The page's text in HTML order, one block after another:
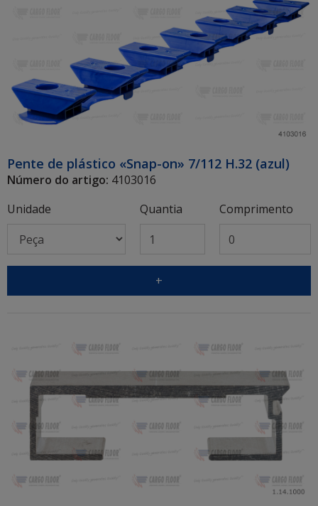
Pente de plástico «Snap-on» 7/112 H.32 (azul)
Número do artigo: 4103016
Unidade
Quantia Comprimento
+